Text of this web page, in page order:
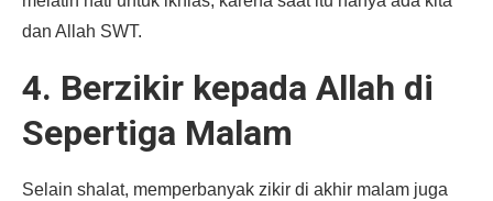
dan Allah SWT.
4. Berzikir kepada Allah di
Sepertiga Malam
Selain shalat, memperbanyak zikir di akhir malam juga